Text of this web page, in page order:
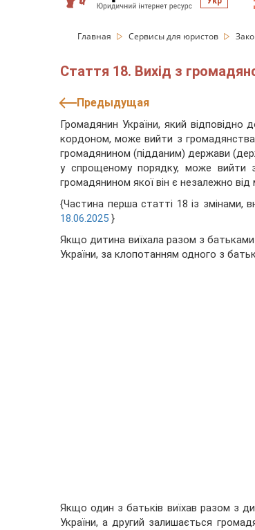
Главная Сервисы для юристов
Стаття 18. Вихід з
Предыдущая
Громадянин України, який
кордоном, може вийти з громадянства
громадянином (підданим) держави
у спрощеному порядку, може вийти
громадянином якої він є незалежно
{Частина перша статті 18 із змінами,
18.06.2025 }
Якщо дитина виїхала разом з
України, за клопотанням одного з
Якщо один з батьків виїхав разом з
України, а другий залишається